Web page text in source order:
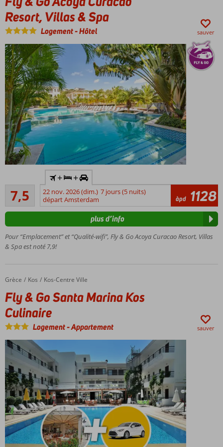
Parc
aquatique
avec
toboggans
Appartements
spacieux
Resort, Villas & Spa
Logement-Hôtel sauver
location
incluse
Idéalement
découvrir
Curaçao
gratuite
plage et
Willemstad
Villas de 3
et 4
chambres
piscine
privée
Le spa et
centre de
bien-être
Acoya est
fortement
recommandé
Offre
spéciale:
7,5
Bon
154
commentaires
+ +
22 nov. 2026 (dim.) 7 jours (5 nuits)
départ Amsterdam
àpd 1128
Pour “Emplacement” et “Qualité-wifi”, Fly & Go Acoya Curacao Resort, Villas
& Spa est noté 7,9!
plus d’info
Accueil
Grèce Kos Kos-Centre Ville
Fly & Go Santa Marina Kos Culinaire
Fly & Go Santa Marina Kos
Culinaire
Logement-Appartement sauver